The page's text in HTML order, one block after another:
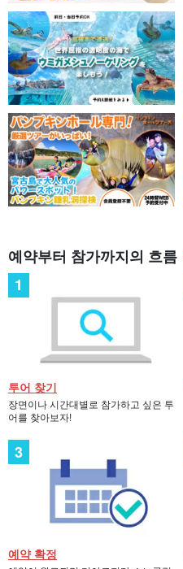
예약부터 참가까지의 흐름
투어 찾기
장면이나 시간대별로 참가하고 싶은 투
어를 찾아보자!
예약 확정